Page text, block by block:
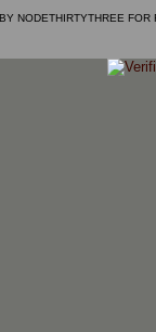
NODETHIRTYTHREE FOR